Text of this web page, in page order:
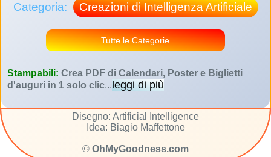
Categoria: Creazioni di Intelligenza Artificiale
Tutte le Categorie
Stampabili: Crea PDF di Calendari, Poster e Biglietti
d'auguri in 1 solo clic...leggi di più
Disegno: Artificial Intelligence
Idea: Biagio Maffettone
© OhMyGoodness.com